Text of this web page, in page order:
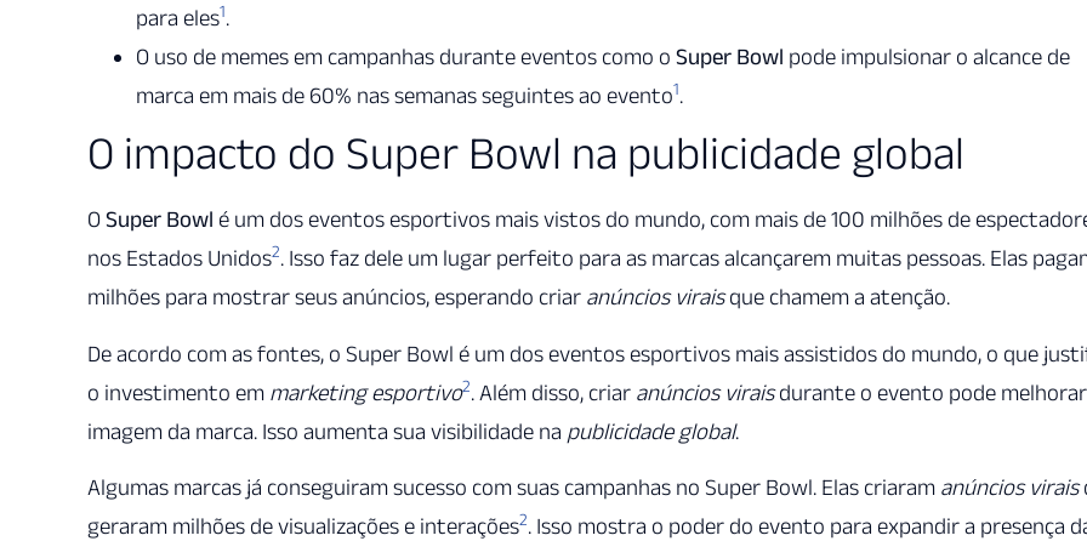
para eles1.
O uso de memes em campanhas durante eventos como o Super Bowl pode impulsionar o alcance de
marca em mais de 60% nas semanas seguintes ao evento1.
O impacto do Super Bowl na publicidade global
OSuper Bowl é um dos eventos esportivos mais vistos do mundo, com mais de 100 milhões de
nos Estados Unidos2. Isso faz dele um lugar perfeito para as marcas alcançarem muitas pessoas. Elas
milhões para mostrar seus anúncios, esperando criar anúncios viraisque chamem a atenção.
De acordo com as fontes, o Super Bowl é um dos eventos esportivos mais assistidos do mundo, o que
o investimento em marketing esportivo2. Além disso, criar anúncios viraisdurante o evento pode
imagem da marca. Isso aumenta sua visibilidade na publicidade global.
Algumas marcas já conseguiram sucesso com suas campanhas no Super Bowl. Elas criaram anúncios virais
geraram milhões de visualizações e interações2. Isso mostra o poder do evento para expandir a presença